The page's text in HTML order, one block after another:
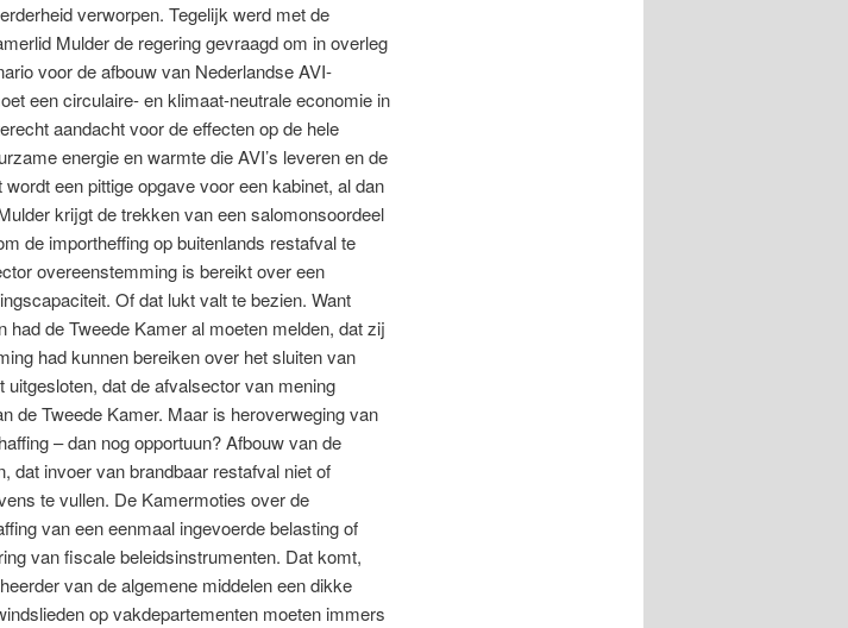
verworpen. Tegelijk werd met de
Mulder de regering gevraagd om in overleg
voor de afbouw van Nederlandse AVI-
een circulaire- en klimaat-neutrale economie in
aandacht voor de effecten op de hele
energie en warmte die AVI’s leveren en de
een pittige opgave voor een kabinet, al dan
krijgt de trekken van een salomonsoordeel
de importheffing op buitenlands restafval te
overeenstemming is bereikt over een
Of dat lukt valt te bezien. Want
de Tweede Kamer al moeten melden, dat zij
had kunnen bereiken over het sluiten van
dat de afvalsector van mening
de Tweede Kamer. Maar is heroverweging van
– dan nog opportuun? Afbouw van de
dat invoer van brandbaar restafval niet of
te vullen. De Kamermoties over de
van een eenmaal ingevoerde belasting of
van fiscale beleidsinstrumenten. Dat komt,
van de algemene middelen een dikke
op vakdepartementen moeten immers